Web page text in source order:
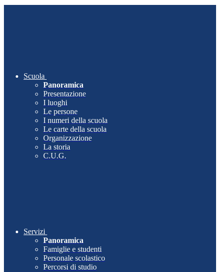
Scuola
Panoramica
Presentazione
I luoghi
Le persone
I numeri della scuola
Le carte della scuola
Organizzazione
La storia
C.U.G.
Servizi
Panoramica
Famiglie e studenti
Personale scolastico
Percorsi di studio